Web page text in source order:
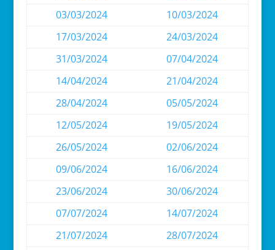
03/03/2024
10/03/2024
17/03/2024
24/03/2024
31/03/2024
07/04/2024
14/04/2024
21/04/2024
28/04/2024
05/05/2024
12/05/2024
19/05/2024
26/05/2024
02/06/2024
09/06/2024
16/06/2024
23/06/2024
30/06/2024
07/07/2024
14/07/2024
21/07/2024
28/07/2024